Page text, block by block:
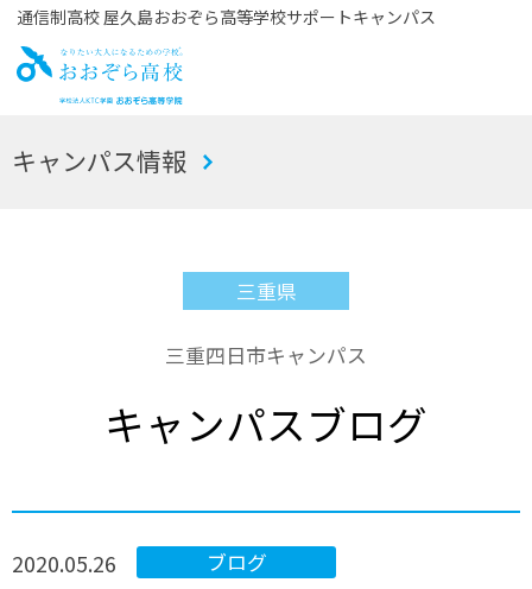
通信制高校 屋久島おおぞら高等学校サポートキャンパス
お
キャンパス情報
三重県
三重四日市キャンパス
キャンパスブログ
ブログ
2020.05.26